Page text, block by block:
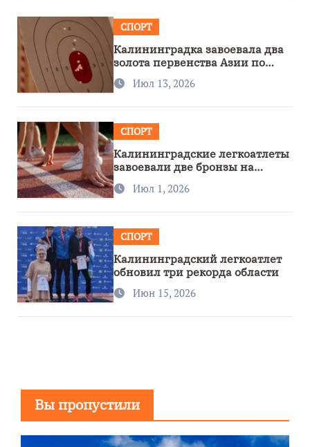
СПОРТ
Калининградка завоевала два
золота первенства Азии по
метанию ножа
Июл 13, 2026
СПОРТ
Калининградские легкоатлеты
завоевали две бронзы на
первенстве России
Июл 1, 2026
СПОРТ
Калининградский легкоатлет
обновил три рекорда области
Июн 15, 2026
Вы пропустили